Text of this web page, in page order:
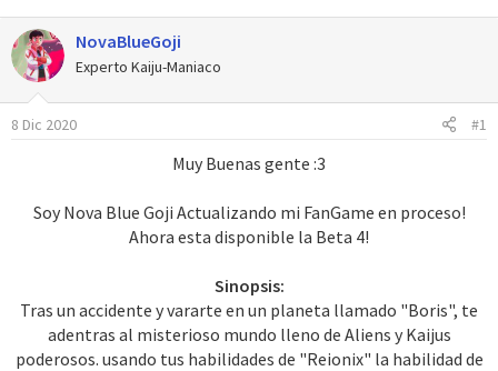
t
o
r
c
h
a
d
c
i
NovaBlueGoji
Experto Kaiju-Maniaco
8 Dic 2020 #1
Muy Buenas gente :3
Soy Nova Blue Goji Actualizando mi FanGame en proceso!
Ahora esta disponible la Beta 4!
Sinopsis:
Tras un accidente y vararte en un planeta llamado "Boris", te
adentras al misterioso mundo lleno de Aliens y Kaijus
poderosos. usando tus habilidades de "Reionix" la habilidad de